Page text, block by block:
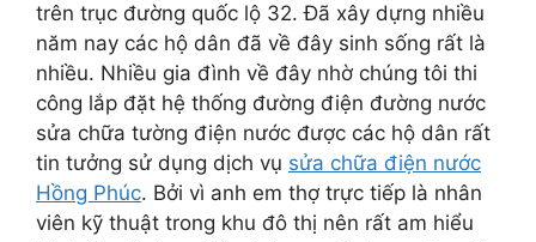
trên trục đường quốc lộ 32. Đã xây dựng nhiều
năm nay các hộ dân đã về đây sinh sống rất là
nhiều. Nhiều gia đình về đây nhờ chúng tôi thi
công lắp đặt hệ thống đường điện đường nước
sửa chữa tường điện nước được các hộ dân rất
tin tưởng sử dụng dịch vụ sửa chữa điện nước
Hồng Phúc. Bởi vì anh em thợ trực tiếp là nhân
viên kỹ thuật trong khu đô thị nên rất am hiểu